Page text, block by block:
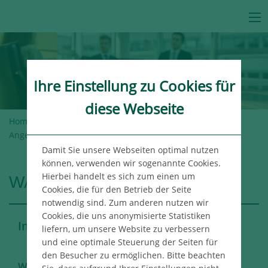
Home
Angermann
WARUM ANGERMANN
Interview mit Dr. Torsten Angermann
Ihre Einstellung zu Cookies für
diese Webseite
Damit Sie unsere Webseiten optimal nutzen
können, verwenden wir sogenannte Cookies.
Hierbei handelt es sich zum einen um
Cookies, die für den Betrieb der Seite
notwendig sind. Zum anderen nutzen wir
Cookies, die uns anonymisierte Statistiken
liefern, um unsere Website zu verbessern
und eine optimale Steuerung der Seiten für
den Besucher zu ermöglichen. Bitte beachten